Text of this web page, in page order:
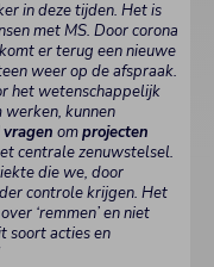
in deze tijden. Het is
met MS. Door corona
er terug een nieuwe
weer op de afspraak.
het wetenschappelijk
werken, kunnen
vragen omprojecten
centrale zenuwstelsel.
die we, door
controle krijgen. Het
‘remmen’ en niet
soort acties en